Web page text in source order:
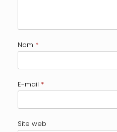
Nom *
E-mail *
Site web